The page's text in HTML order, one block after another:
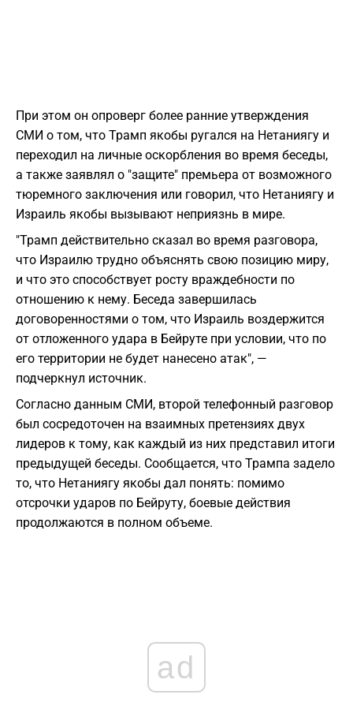
При этом он опроверг более ранние утверждения
СМИ о том, что Трамп якобы ругался на Нетаниягу и
переходил на личные оскорбления во время беседы,
а также заявлял о "защите" премьера от возможного
тюремного заключения или говорил, что Нетаниягу и
Израиль якобы вызывают неприязнь в мире.
"Трамп действительно сказал во время разговора,
что Израилю трудно объяснять свою позицию миру,
и что это способствует росту враждебности по
отношению к нему. Беседа завершилась
договоренностями о том, что Израиль воздержится
от отложенного удара в Бейруте при условии, что по
его территории не будет нанесено атак", —
подчеркнул источник.
Согласно данным СМИ, второй телефонный разговор
был сосредоточен на взаимных претензиях двух
лидеров к тому, как каждый из них представил итоги
предыдущей беседы. Сообщается, что Трампа задело
то, что Нетаниягу якобы дал понять: помимо
отсрочки ударов по Бейруту, боевые действия
продолжаются в полном объеме.
ad